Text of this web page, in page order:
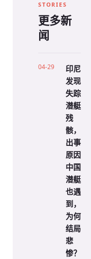
STORIES
更多新
闻
04-29
印尼
发现
失踪
潜艇
残
骸，
出事
原因
中国
潜艇
也遇
到，
为何
结局
悲
惨？